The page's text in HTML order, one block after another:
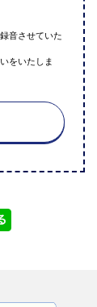
音させていた
をいたしま